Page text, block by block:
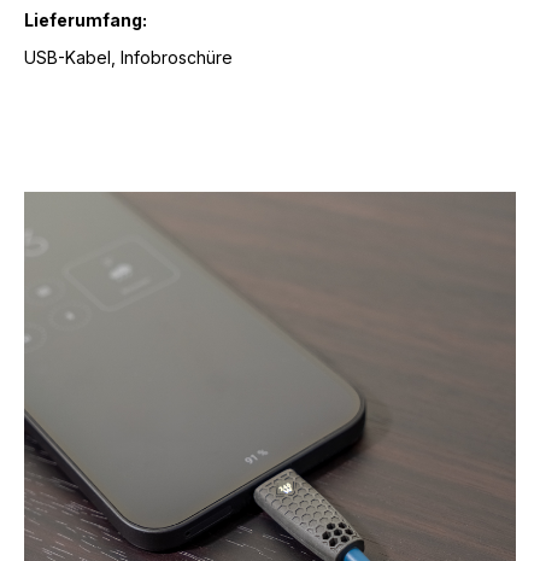
Lieferumfang:
USB-Kabel, Infobroschüre